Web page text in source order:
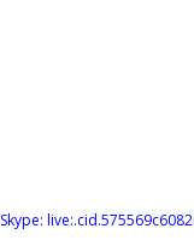
Skype: